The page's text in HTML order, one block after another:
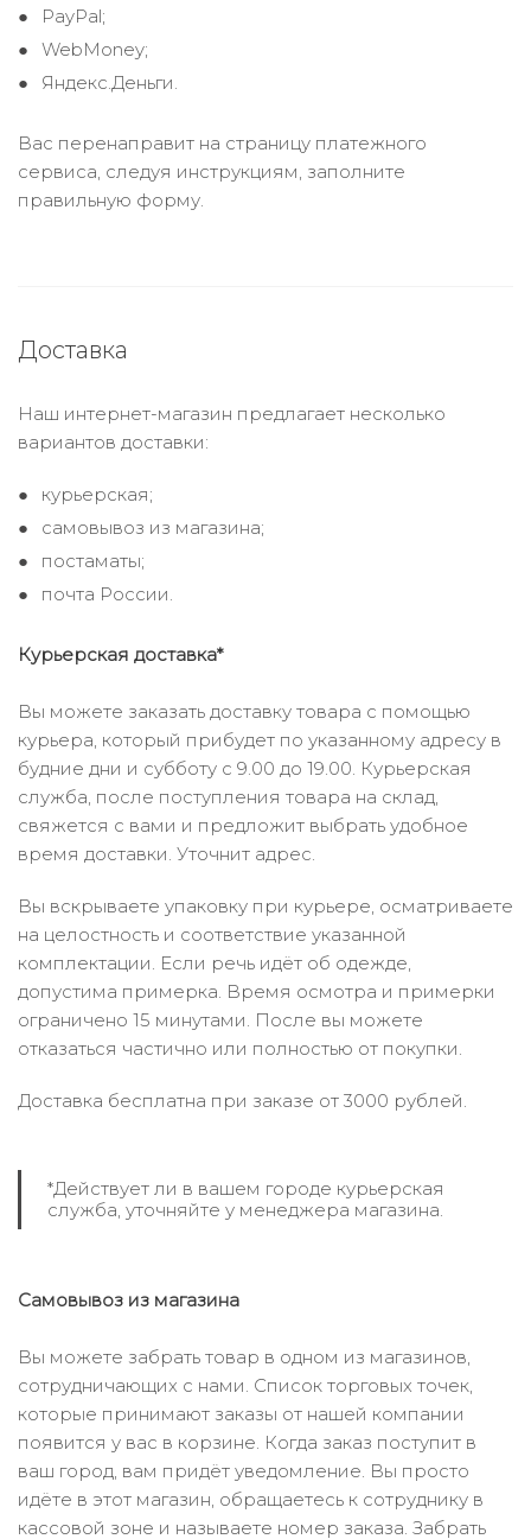
PayPal;
WebMoney;
Яндекс.Деньги.
Вас перенаправит на страницу платежного
сервиса, следуя инструкциям, заполните
правильную форму.
Доставка
Наш интернет-магазин предлагает несколько
вариантов доставки:
курьерская;
самовывоз из магазина;
постаматы;
почта России.
Курьерская доставка*
Вы можете заказать доставку товара с помощью
курьера, который прибудет по указанному адресу в
будние дни и субботу с 9.00 до 19.00. Курьерская
служба, после поступления товара на склад,
свяжется с вами и предложит выбрать удобное
время доставки. Уточнит адрес.
Вы вскрываете упаковку при курьере, осматриваете
на целостность и соответствие указанной
комплектации. Если речь идёт об одежде,
допустима примерка. Время осмотра и примерки
ограничено 15 минутами. После вы можете
отказаться частично или полностью от покупки.
Доставка бесплатна при заказе от 3000 рублей.
*Действует ли в вашем городе курьерская
служба, уточняйте у менеджера магазина.
Самовывоз из магазина
Вы можете забрать товар в одном из магазинов,
сотрудничающих с нами. Список торговых точек,
которые принимают заказы от нашей компании
появится у вас в корзине. Когда заказ поступит в
ваш город, вам придёт уведомление. Вы просто
идёте в этот магазин, обращаетесь к сотруднику в
кассовой зоне и называете номер заказа. Забрать